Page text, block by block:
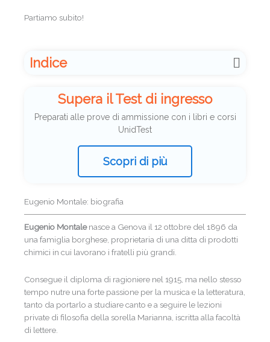
Partiamo subito!
Indice
Supera il Test di ingresso
Preparati alle prove di ammissione con i libri e corsi
UnidTest
Scopri di più
Eugenio Montale: biografia
Eugenio Montalenasce a Genova il 12 ottobre del 1896 da
una famiglia borghese, proprietaria di una ditta di prodotti
chimici in cui lavorano i fratelli più grandi.
Consegue il diploma di ragioniere nel 1915, ma nello stesso
tempo nutre una forte passione per la musica e la letteratura,
tanto da portarlo a studiare canto e a seguire le lezioni
private di filosofia della sorella Marianna, iscritta alla facoltà
di lettere.